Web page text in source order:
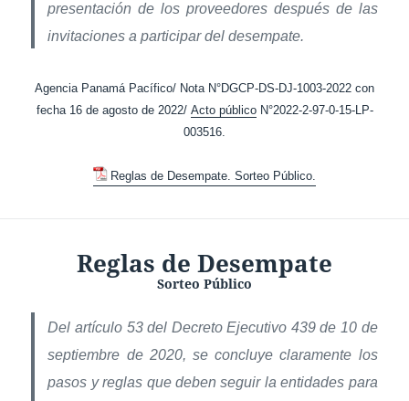
presentación de los proveedores después de las
invitaciones a participar del desempate.
Agencia Panamá Pacífico/ Nota N°DGCP-DS-DJ-1003-2022 con
fecha 16 de agosto de 2022/ Acto públicoN°2022-2-97-0-15-LP-
003516.
Reglas de Desempate. Sorteo Público.
Reglas de Desempate
Sorteo Público
Del artículo 53 del Decreto Ejecutivo 439 de 10 de
septiembre de 2020, se concluye claramente los
pasos y reglas que deben seguir la entidades para